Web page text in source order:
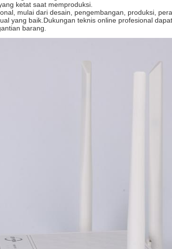
ketat saat memproduksi.
mulai dari desain, pengembangan, produksi,
yang baik.Dukungan teknis online profesional
barang.